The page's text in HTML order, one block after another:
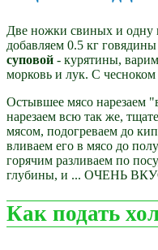
Две ножки свиных и одну
добавляем 0.5 кг
суповой - курятины,
морковь и лук. С
Остывшее мясо нарезаем
нарезаем всю так же,
мясом, подогреваем до
вливаем его в мясо до
горячим разливаем по
глубины, и ... ОЧЕНЬ
Как подать